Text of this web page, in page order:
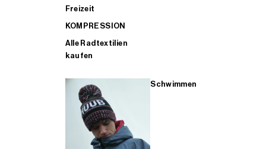
Freizeit
KOMPRESSION
Alle Radtextilien
kaufen
Schwimmen